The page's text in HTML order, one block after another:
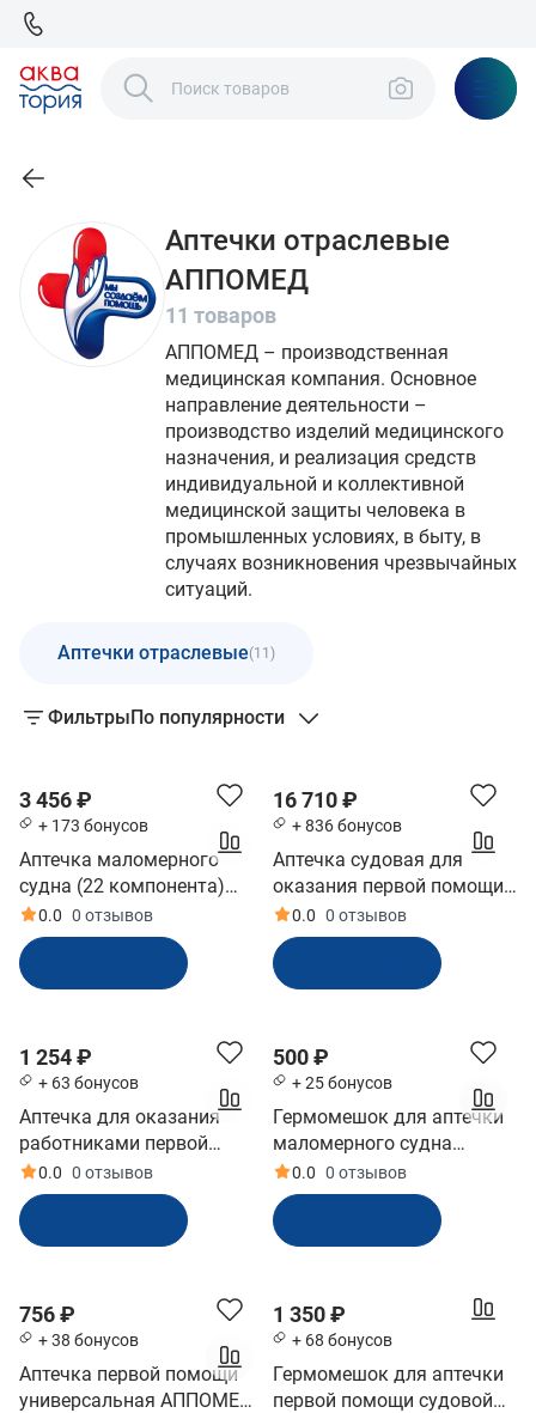
Аптечки отраслевые
АППОМЕД
11 товаров
АППОМЕД – производственная
медицинская компания. Основное
направление деятельности –
производство изделий медицинского
назначения, и реализация средств
индивидуальной и коллективной
медицинской защиты человека в
промышленных условиях, в быту, в
случаях возникновения чрезвычайных
ситуаций.
Аптечки отраслевые(11)
ФильтрыПо популярности
3 456 ₽
+ 173 бонусов
Аптечка маломерного
судна (22 компонента)
сертификат АППОМЕД
(20511)
0.0 0 отзывов
16 710 ₽
+ 836 бонусов
Аптечка судовая для
оказания первой помощи
в сумке (52 компонента)
(20662)
0.0 0 отзывов
1 254 ₽
+ 63 бонусов
Аптечка для оказания
работниками первой
помощи приказ №262н
пласт футляр №2 (13012)
0.0 0 отзывов
500 ₽
+ 25 бонусов
Гермомешок для аптечки
маломерного судна
(20511001)
0.0 0 отзывов
756 ₽
+ 38 бонусов
Аптечка первой помощи
универсальная АППОМЕД
1 350 ₽
+ 68 бонусов
Гермомешок для аптечки
первой помощи судовой